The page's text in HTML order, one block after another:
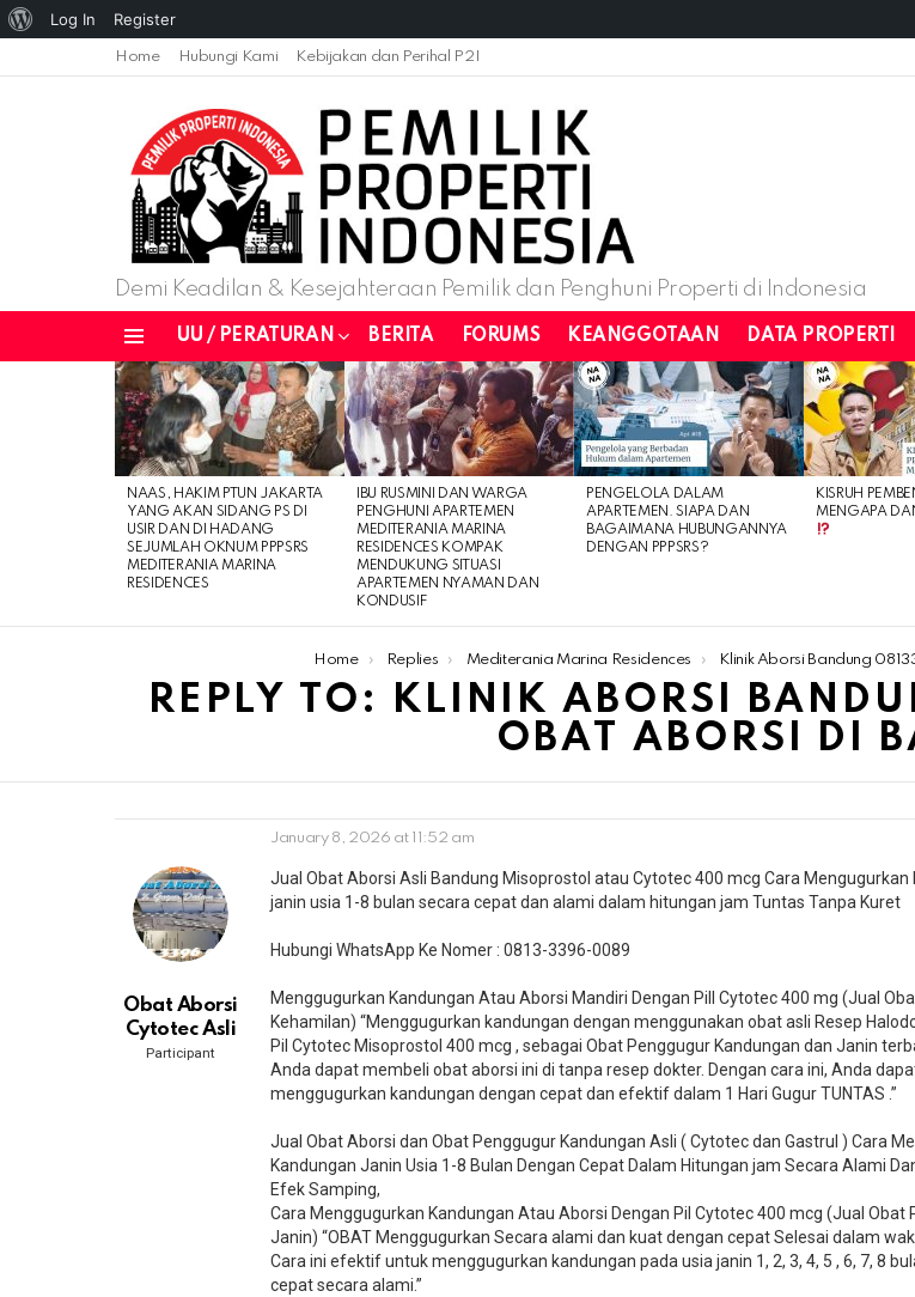
Home Hubungi Kami Kebijakan dan Perihal P2I
Demi Keadilan & Kesejahteraan Pemilik dan Penghuni Properti di Indonesia
UU / PERATURAN BERITA FORUMS KEANGGOTAAN DATA PROPERTI
LATEST
STORIES
NAAS, HAKIM PTUN JAKARTA
YANG AKAN SIDANG PS DI
USIR DAN DI HADANG
SEJUMLAH OKNUM PPPSRS
MEDITERANIA MARINA
RESIDENCES
IBU RUSMINI DAN WARGA
PENGHUNI APARTEMEN
MEDITERANIA MARINA
RESIDENCES KOMPAK
MENDUKUNG SITUASI
APARTEMEN NYAMAN DAN
KONDUSIF
PENGELOLA DALAM
APARTEMEN. SIAPA DAN
BAGAIMANA HUBUNGANNYA
DENGAN PPPSRS?
KISRUH
MENGAPA
Home Replies Mediterania Marina Residences Klinik Aborsi Bandung 081333960089 Jual Obat
REPLY TO: KLINIK ABORSI
OBAT ABORSI DI
January 8, 2026 at 11:52 am
Obat Aborsi
Cytotec Asli
Participant
Jual Obat Aborsi Asli Bandung Misoprostol atau Cytotec 400 mcg Cara Mengugurkan
janin usia 1-8 bulan secara cepat dan alami dalam hitungan jam Tuntas Tanpa Kuret
Hubungi WhatsApp Ke Nomer : 0813-3396-0089​
Menggugurkan Kandungan Atau Aborsi Mandiri Dengan Pill Cytotec 400 mg (Jual
Kehamilan) “Menggugurkan kandungan dengan menggunakan obat asli Resep
Pil Cytotec Misoprostol 400 mcg , sebagai Obat Penggugur Kandungan dan Janin
Anda dapat membeli obat aborsi ini di tanpa resep dokter. Dengan cara ini, Anda
menggugurkan kandungan dengan cepat dan efektif dalam 1 Hari Gugur TUNTAS .”
Jual Obat Aborsi dan Obat Penggugur Kandungan Asli ( Cytotec dan Gastrul ) Cara
Kandungan Janin Usia 1-8 Bulan Dengan Cepat Dalam Hitungan jam Secara Alami
Efek Samping,
Cara Menggugurkan Kandungan Atau Aborsi Dengan Pil Cytotec 400 mcg (Jual Obat
Janin) “OBAT Menggugurkan Secara alami dan kuat dengan cepat Selesai dalam
Cara ini efektif untuk menggugurkan kandungan pada usia janin 1, 2, 3, 4, 5 , 6, 7, 8
cepat secara alami.”
About
Log In Register